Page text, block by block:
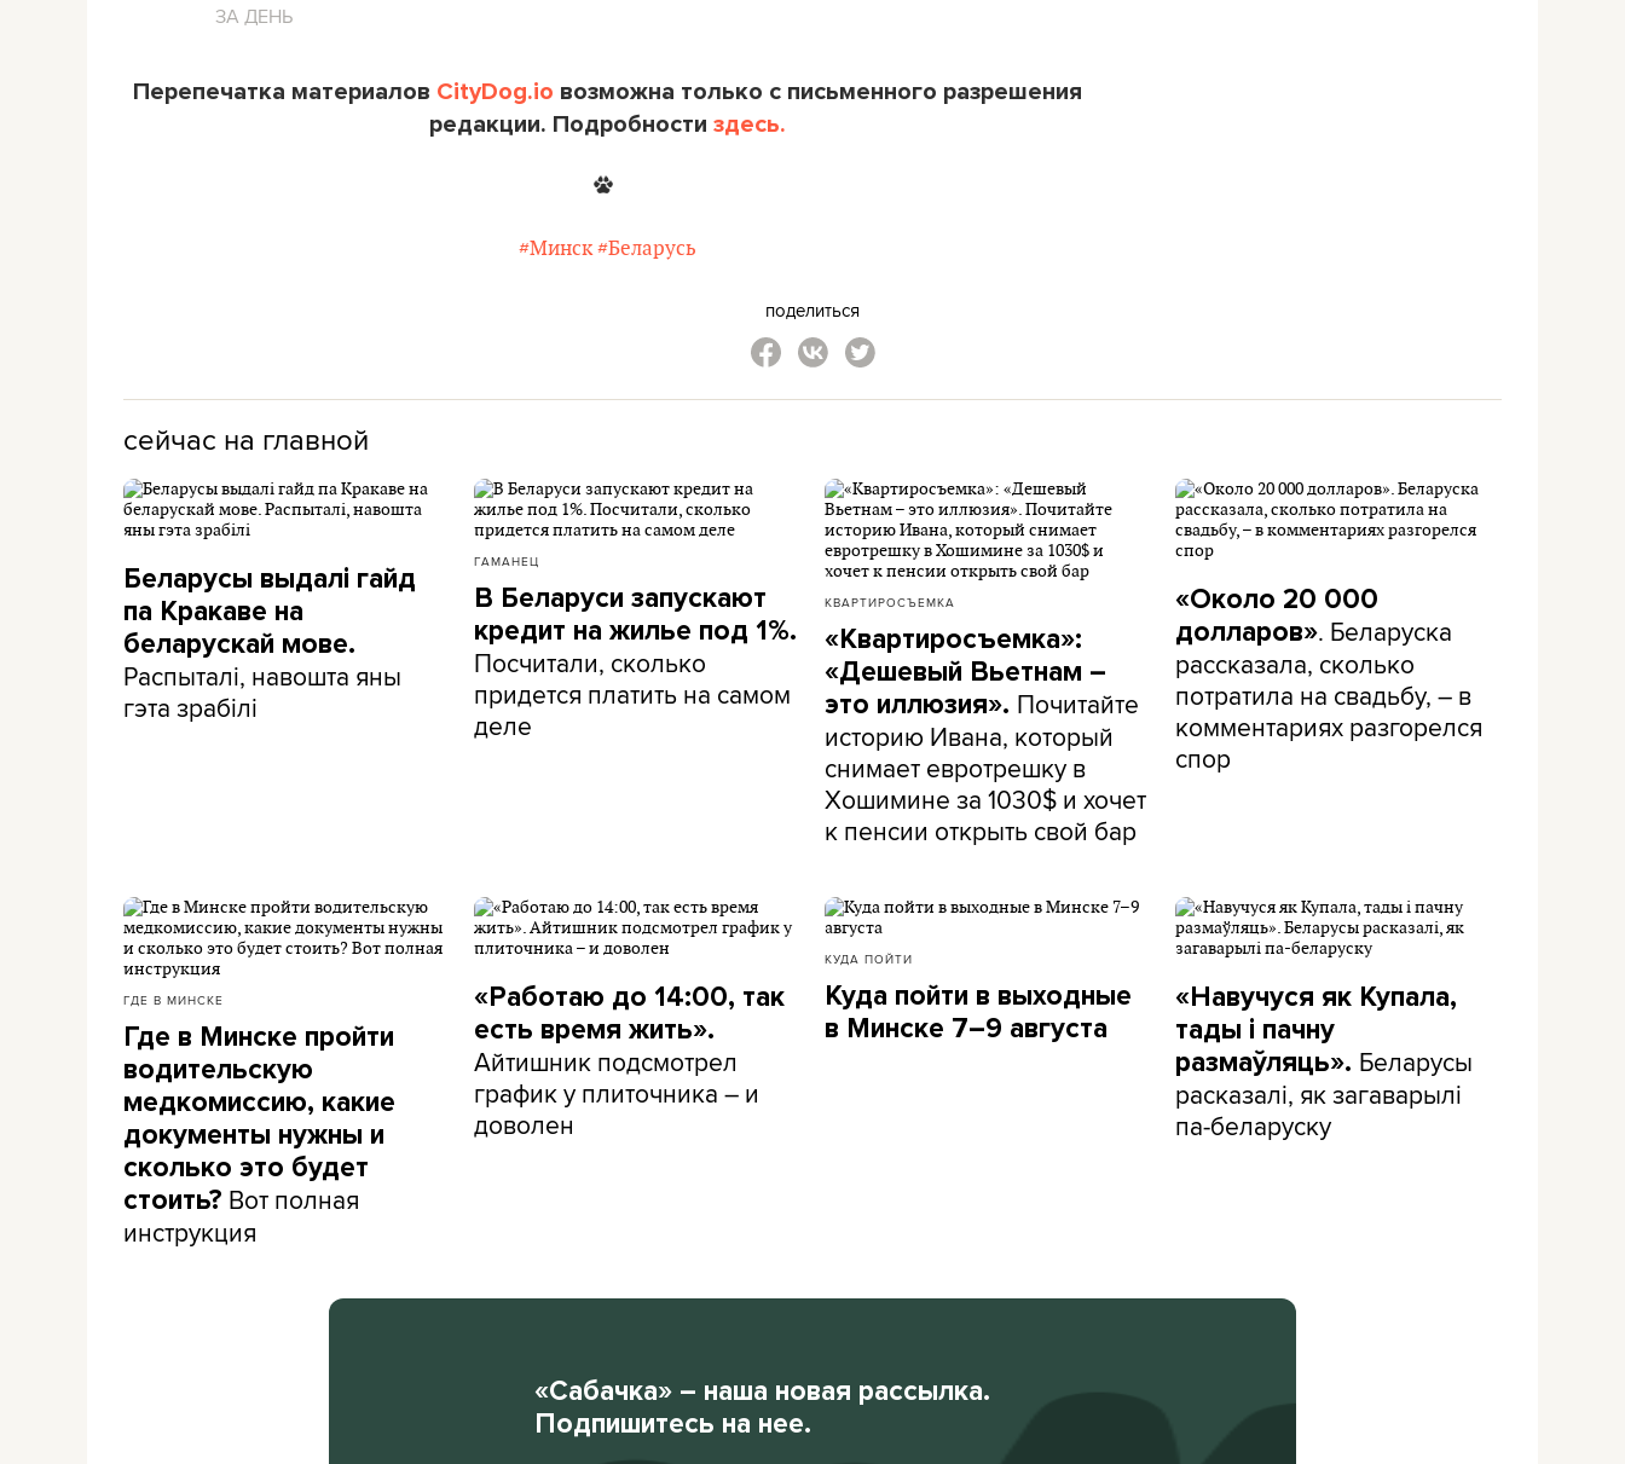
ЗА ДЕНЬ
Перепечатка материалов CityDog.io возможна только с письменного разрешения
редакции. Подробности здесь.
#Минск #Беларусь
поделиться
сейчас на главной
Беларусы выдалі гайд
па Кракаве на
беларускай мове.
Распыталі, навошта яны
гэта зрабілі
ГАМАНЕЦ
В Беларуси запускают
кредит на жилье под 1%.
Посчитали, сколько
придется платить на самом
деле
КВАРТИРОСЪЕМКА
«Квартиросъемка»:
«Дешевый Вьетнам –
это иллюзия». Почитайте
историю Ивана, который
снимает евротрешку в
Хошимине за 1030$ и хочет
к пенсии открыть свой бар
«Около 20 000
долларов». Беларуска
рассказала, сколько
потратила на свадьбу, – в
комментариях разгорелся
спор
ГДЕ В МИНСКЕ
Где в Минске пройти
водительскую
медкомиссию, какие
документы нужны и
сколько это будет
стоить? Вот полная
инструкция
«Работаю до 14:00, так
есть время жить».
Айтишник подсмотрел
график у плиточника – и
доволен
КУДА ПОЙТИ
Куда пойти в выходные
в Минске 7–9 августа
«Навучуся як Купала,
тады і пачну
размаўляць». Беларусы
расказалі, як загаварылі
па-беларуску
«Сабачка» – наша новая рассылка.
Подпишитесь на нее.